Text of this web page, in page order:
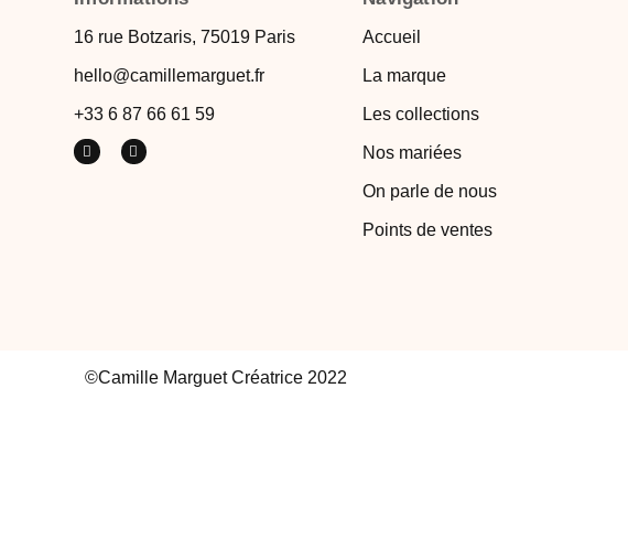
16 rue Botzaris, 75019 Paris
hello@camillemarguet.fr
+33 6 87 66 61 59
Accueil
La marque
Les collections
Nos mariées
On parle de nous
Points de ventes
©Camille Marguet Créatrice 2022